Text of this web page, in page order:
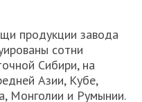
продукции завода
сотни
Сибири, на
Азии, Кубе,
Монголии и Румынии.